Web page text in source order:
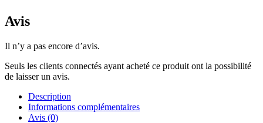
Avis
Il n’y a pas encore d’avis.
Seuls les clients connectés ayant acheté ce produit ont la possibilité
de laisser un avis.
Description
Informations complémentaires
Avis (0)